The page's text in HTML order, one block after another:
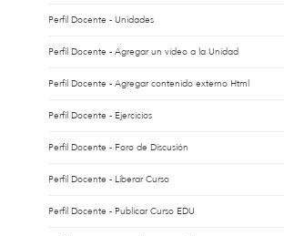
Perfil Docente - Unidades
Perfil Docente - Agregar un vídeo a la Unidad
Perfil Docente - Agregar contenido externo Html
Perfil Docente - Ejercicios
Perfil Docente - Foro de Discusión
Perfil Docente - Liberar Curso
Perfil Docente - Publicar Curso EDU